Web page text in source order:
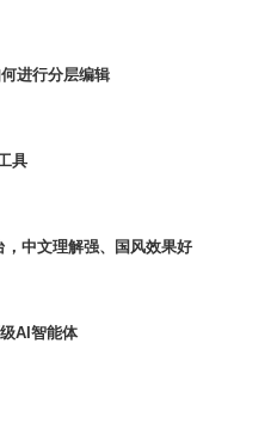
进行分层编辑
具
中文理解强、国风效果好
AI智能体